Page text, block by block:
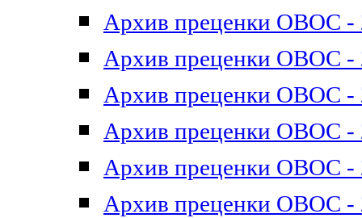
Архив преценки ОВОС -
Архив преценки ОВОС -
Архив преценки ОВОС -
Архив преценки ОВОС -
Архив преценки ОВОС -
Архив преценки ОВОС -